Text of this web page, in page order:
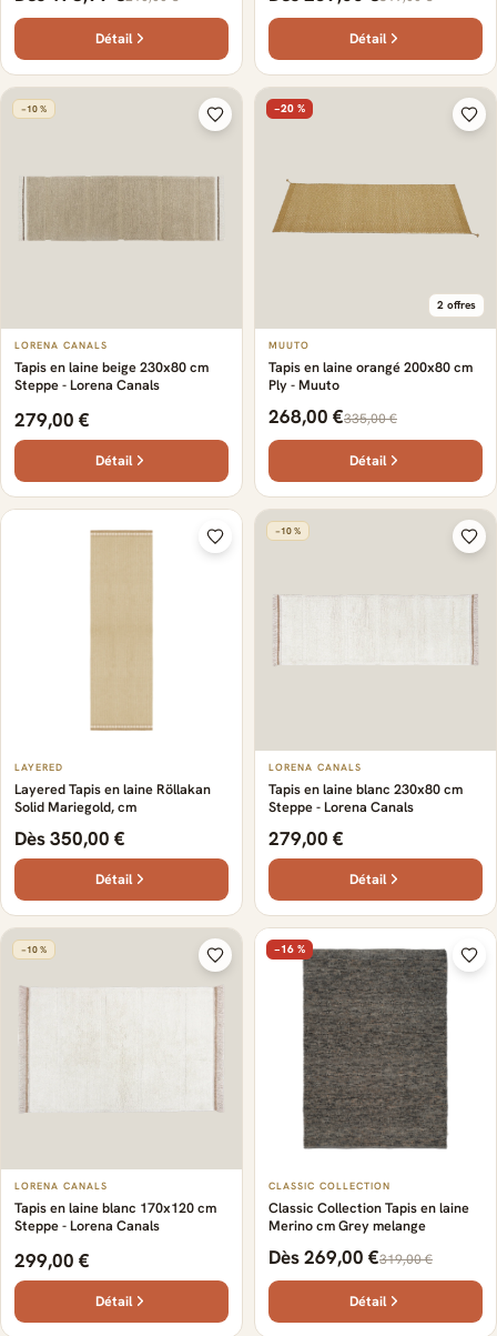
Détail Détail
−10 %
LORENA CANALS
Tapis en laine beige 230x80 cm
Steppe - Lorena Canals
279,00 €
Détail
−20 %
2 offres
MUUTO
Tapis en laine orangé 200x80 cm
Ply - Muuto
268,00 €335,00 €
Détail
LAYERED
Layered Tapis en laine Röllakan
Solid Mariegold, cm
Dès 350,00 €
Détail
−10 %
LORENA CANALS
Tapis en laine blanc 230x80 cm
Steppe - Lorena Canals
279,00 €
Détail
−10 %
LORENA CANALS
Tapis en laine blanc 170x120 cm
Steppe - Lorena Canals
299,00 €
Détail
−16 %
CLASSIC COLLECTION
Classic Collection Tapis en laine
Merino cm Grey melange
Dès 269,00 €319,00 €
Détail